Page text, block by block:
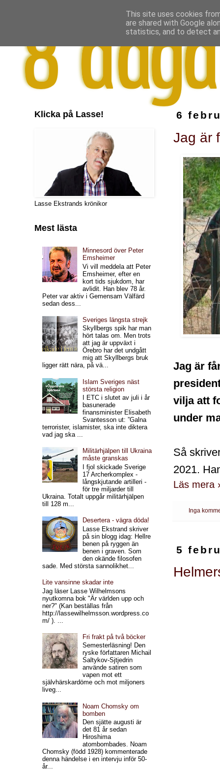
6
Jag är
Jag är
vilja att
under
Så
2021.
Läs mera
Inga
5
Klicka på Lasse!
Lasse Ekstrands krönikor
Mest lästa
Minnesord över Peter
Emsheimer
Vi vill meddela att Peter
Emsheimer, efter en
kort tids sjukdom, har
avlidit. Han blev 78 år.
Peter var aktiv i Gemensam Välfärd
sedan dess...
Sveriges längsta strejk
Skyllbergs spik har man
hört talas om. Men trots
att jag är uppväxt i
Örebro har det undgått
mig att Skyllbergs bruk
ligger rätt nära, på vä...
Islam Sveriges näst
största religion
I ETC i slutet av juli i år
basunerade
finansminister Elisabeth
Svantesson ut: ”Galna
terrorister, islamister, ska inte diktera
vad jag ska ...
Militärhjälpen till Ukraina
måste granskas
I fjol skickade Sverige
17 Archerkomplex -
långskjutande artilleri -
för tre miljarder till
Ukraina. Totalt uppgår militärhjälpen
till 128 m...
Desertera - vägra döda!
Lasse Ekstrand skriver
på sin blogg idag: Hellre
benen på ryggen än
benen i graven. Som
den okände filosofen
sade. Med största sannolikhet...
Lite vansinne skadar inte
Jag läser Lasse Wilhelmsons
nyutkomna bok "Är världen upp och
ner?" (Kan beställas från
http://lassewilhelmsson.wordpress.co
m/ ). ...
Fri frakt på två böcker
Semesterläsning! Den
ryske författaren Michail
Saltykov-Sjtjedrin
använde satiren som
vapen mot ett
självhärskardöme och mot miljoners
liveg...
Noam Chomsky om
bomben
Den sjätte augusti är
det 81 år sedan
Hiroshima
atombombades. Noam
Chomsky (född 1928) kommenterade
denna händelse i en intervju inför 50-
år...
This site uses cookies
are shared with Google
statistics, and to detect